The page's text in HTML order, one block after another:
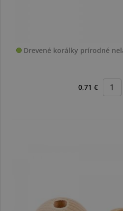
Drevené korálky prírodné
0,71 €